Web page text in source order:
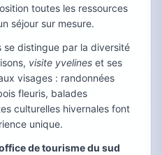
toutes les ressources
séjour sur mesure.
se distingue par la diversité
visite yvelines et ses
visages : randonnées
fleuris, balades
culturelles hivernales font
unique.
de tourisme du sud